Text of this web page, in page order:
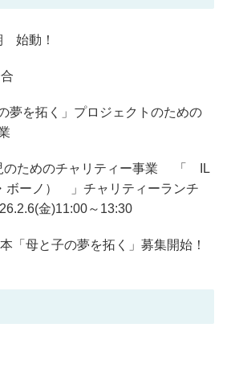
始動！
夢を拓く」プロジェクトのための
のためのチャリティー事業 「 IL
ボーノ） 」チャリティーランチ
金)11:00～13:30
「母と子の夢を拓く」募集開始！